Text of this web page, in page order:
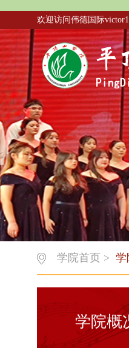
欢迎访问伟德国际
学院首页 > 学
学院概